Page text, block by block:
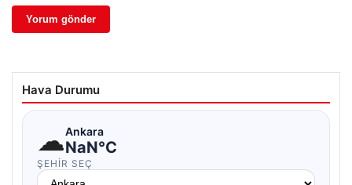
Hava Durumu
☁Ankara
NaN°C
ŞEHIR SEÇ